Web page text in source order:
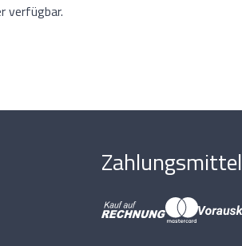
verfügbar.
Zahlungsmittel